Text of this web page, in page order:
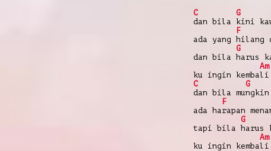
C
G
dan bila kini
F
ada yang
G
dan bila harus
Am
ku ingin kembali
C
G
dan bila
F
ada harapan
G
tapi bila harus
Am
ku ingin kembali